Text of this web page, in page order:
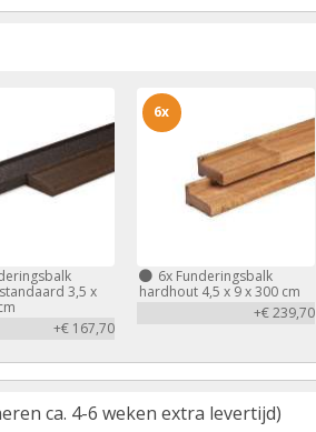
3,5 x
+€ 167,70
6xFunderingsbalk
hardhout 4,5 x 9 x 300 cm
+€ 239,70
6x
ca. 4-6 weken extra levertijd)